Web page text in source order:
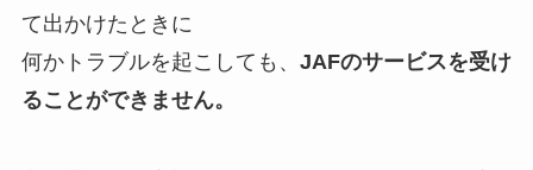
て出かけたときに
何かトラブルを起こしても、 JAFのサービスを受け
ることができません。